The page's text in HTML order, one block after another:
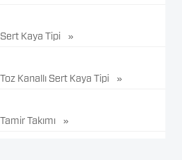
Sert Kaya Tipi
Toz Kanallı Sert Kaya Tipi
Tamir Takımı